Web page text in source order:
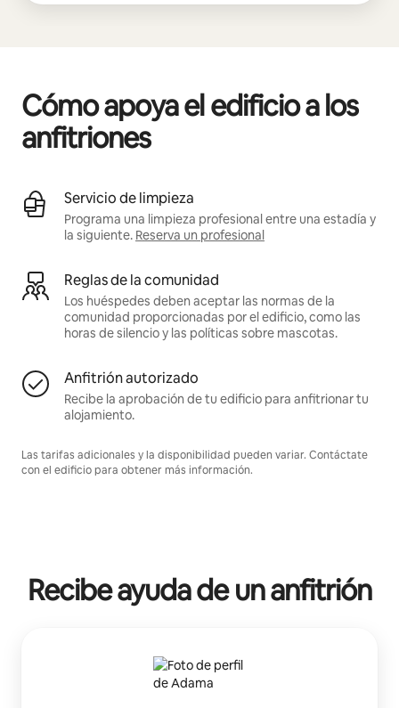
Cómo apoya el edificio a los
anfitriones
Servicio de limpieza
Programa una limpieza profesional entre una estadía y
la siguiente. Reserva un profesional
Reglas de la comunidad
Los huéspedes deben aceptar las normas de la
comunidad proporcionadas por el edificio, como las
horas de silencio y las políticas sobre mascotas.
Anfitrión autorizado
Recibe la aprobación de tu edificio para anfitrionar tu
alojamiento.
Las tarifas adicionales y la disponibilidad pueden variar. Contáctate
con el edificio para obtener más información.
Recibe ayuda de un anfitrión